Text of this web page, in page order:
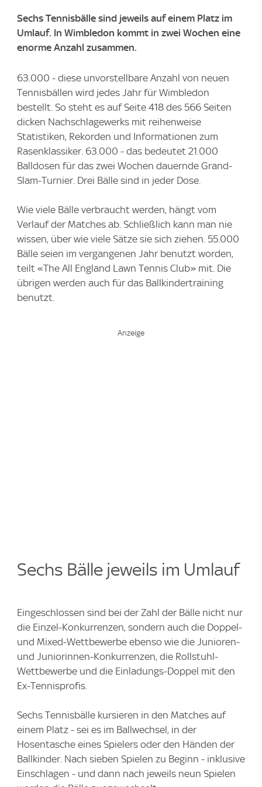
Sechs Tennisbälle sind jeweils auf einem Platz im
Umlauf. In Wimbledon kommt in zwei Wochen eine
enorme Anzahl zusammen.
63.000 - diese unvorstellbare Anzahl von neuen
Tennisbällen wird jedes Jahr für Wimbledon
bestellt. So steht es auf Seite 418 des 566 Seiten
dicken Nachschlagewerks mit reihenweise
Statistiken, Rekorden und Informationen zum
Rasenklassiker. 63.000 - das bedeutet 21.000
Balldosen für das zwei Wochen dauernde Grand-
Slam-Turnier. Drei Bälle sind in jeder Dose.
Wie viele Bälle verbraucht werden, hängt vom
Verlauf der Matches ab. Schließlich kann man nie
wissen, über wie viele Sätze sie sich ziehen. 55.000
Bälle seien im vergangenen Jahr benutzt worden,
teilt «The All England Lawn Tennis Club» mit. Die
übrigen werden auch für das Ballkindertraining
benutzt.
Sechs Bälle jeweils im Umlauf
Eingeschlossen sind bei der Zahl der Bälle nicht nur
die Einzel-Konkurrenzen, sondern auch die Doppel-
und Mixed-Wettbewerbe ebenso wie die Junioren-
und Juniorinnen-Konkurrenzen, die Rollstuhl-
Wettbewerbe und die Einladungs-Doppel mit den
Ex-Tennisprofis.
Sechs Tennisbälle kursieren in den Matches auf
einem Platz - sei es im Ballwechsel, in der
Hosentasche eines Spielers oder den Händen der
Ballkinder. Nach sieben Spielen zu Beginn - inklusive
Einschlagen - und dann nach jeweils neun Spielen